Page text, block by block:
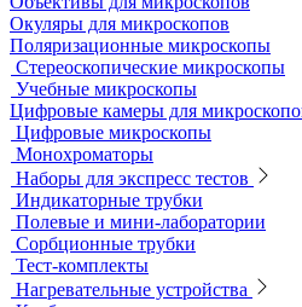
Микроскопы
Инвертируемые микроскопы
Комплектующие к микроскопам
Лабораторные микроскопы
Люминесцентные микроскопы
Металлографические микроскопы
Объективы для микроскопов
Окуляры для микроскопов
Поляризационные микроскопы
Стереоскопические микроскопы
Учебные микроскопы
Цифровые камеры для микроскопов
Цифровые микроскопы
Монохроматоры